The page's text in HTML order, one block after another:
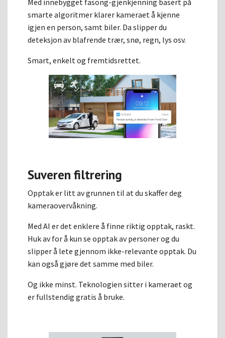
smarte algoritmer klarer kameraet å kjenne
igjen en person, samt biler. Da slipper du
deteksjon av blafrende trær, snø, regn, lys osv.
Smart, enkelt og fremtidsrettet.
Suveren filtrering
Opptak er litt av grunnen til at du skaffer deg
kameraovervåkning.
Med AI er det enklere å finne riktig opptak, raskt.
Huk av for å kun se opptak av personer og du
slipper å lete gjennom ikke-relevante opptak. Du
kan også gjøre det samme med biler.
Og ikke minst. Teknologien sitter i kameraet og
er fullstendig gratis å bruke.